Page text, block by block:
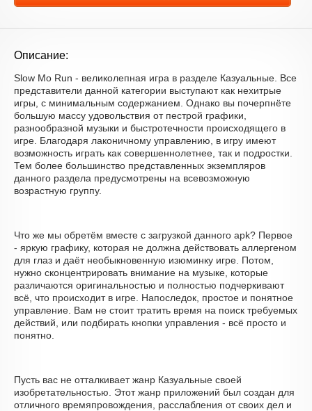
Описание:
Slow Mo Run - великолепная игра в разделе Казуальные. Все
представители данной категории выступают как нехитрые
игры, с минимальным содержанием. Однако вы почерпнёте
большую массу удовольствия от пестрой графики,
разнообразной музыки и быстротечности происходящего в
игре. Благодаря лаконичному управлению, в игру имеют
возможность играть как совершеннолетнее, так и подростки.
Тем более большинство представленных экземпляров
данного раздела предусмотрены на всевозможную
возрастную группу.
Что же мы обретём вместе с загрузкой данного apk? Первое
- яркую графику, которая не должна действовать аллергеном
для глаз и даёт необыкновенную изюминку игре. Потом,
нужно сконцентрировать внимание на музыке, которые
различаются оригинальностью и полностью подчеркивают
всё, что происходит в игре. Напоследок, простое и понятное
управление. Вам не стоит тратить время на поиск требуемых
действий, или подбирать кнопки управления - всё просто и
понятно.
Пусть вас не отталкивает жанр Казуальные своей
изобретательностью. Этот жанр приложений был создан для
отличного времяпровождения, расслабления от своих дел и